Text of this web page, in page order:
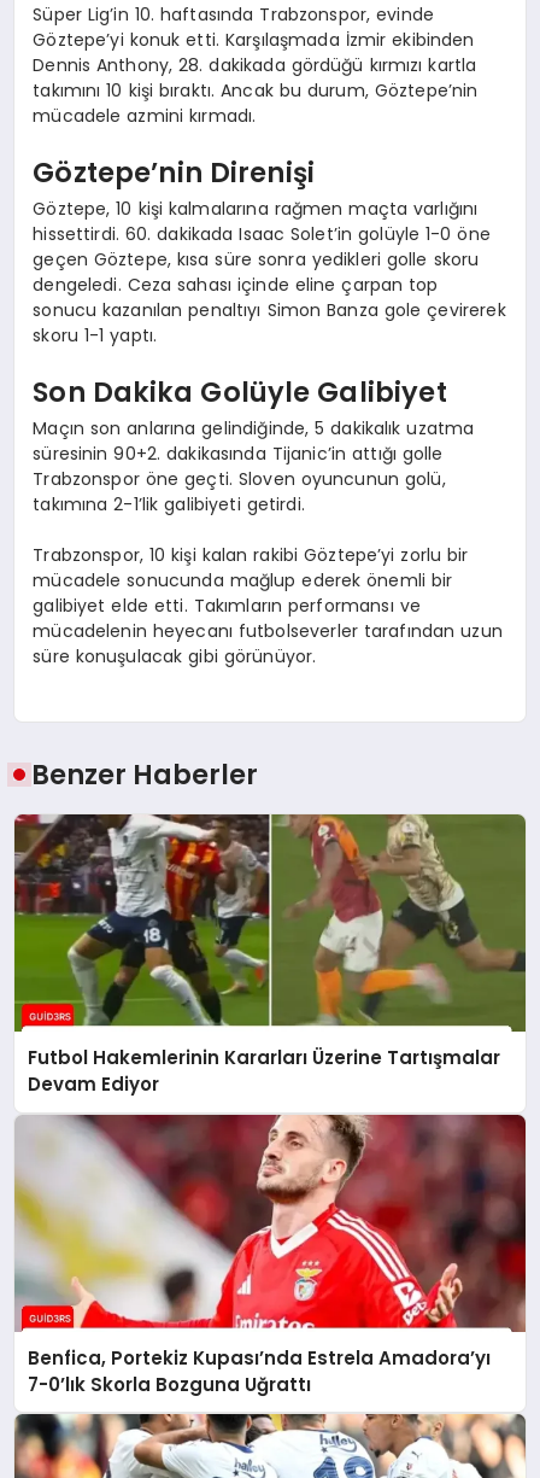
Süper Lig’in 10. haftasında Trabzonspor, evinde
Göztepe’yi konuk etti. Karşılaşmada İzmir ekibinden
Dennis Anthony, 28. dakikada gördüğü kırmızı kartla
takımını 10 kişi bıraktı. Ancak bu durum, Göztepe’nin
mücadele azmini kırmadı.
Göztepe’nin Direnişi
Göztepe, 10 kişi kalmalarına rağmen maçta varlığını
hissettirdi. 60. dakikada Isaac Solet’in golüyle 1-0 öne
geçen Göztepe, kısa süre sonra yedikleri golle skoru
dengeledi. Ceza sahası içinde eline çarpan top
sonucu kazanılan penaltıyı Simon Banza gole çevirerek
skoru 1-1 yaptı.
Son Dakika Golüyle Galibiyet
Maçın son anlarına gelindiğinde, 5 dakikalık uzatma
süresinin 90+2. dakikasında Tijanic’in attığı golle
Trabzonspor öne geçti. Sloven oyuncunun golü,
takımına 2-1’lik galibiyeti getirdi.
Trabzonspor, 10 kişi kalan rakibi Göztepe’yi zorlu bir
mücadele sonucunda mağlup ederek önemli bir
galibiyet elde etti. Takımların performansı ve
mücadelenin heyecanı futbolseverler tarafından uzun
süre konuşulacak gibi görünüyor.
Benzer Haberler
Futbol Hakemlerinin Kararları Üzerine Tartışmalar
Devam Ediyor
Benfica, Portekiz Kupası’nda Estrela Amadora’yı
7-0’lık Skorla Bozguna Uğrattı